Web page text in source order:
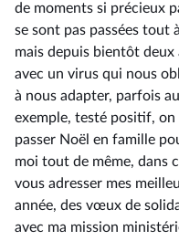
de moments si précieux
se sont pas passées tout
mais depuis bientôt deux
avec un virus qui nous
à nous adapter, parfois
exemple, testé positif, on
passer Noël en famille
moi tout de même, dans
vous adresser mes
année, des vœux de
avec ma mission